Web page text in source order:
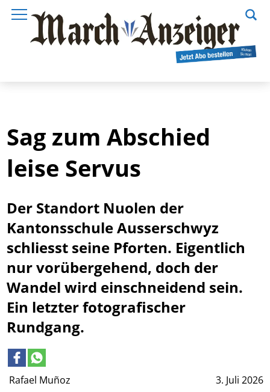
Rafael Muñoz 3. Juli 2026
Sag zum Abschied
leise Servus
Der Standort Nuolen der
Kantonsschule Ausserschwyz
schliesst seine Pforten. Eigentlich
nur vorübergehend, doch der
Wandel wird einschneidend sein.
Ein letzter fotografischer
Rundgang.